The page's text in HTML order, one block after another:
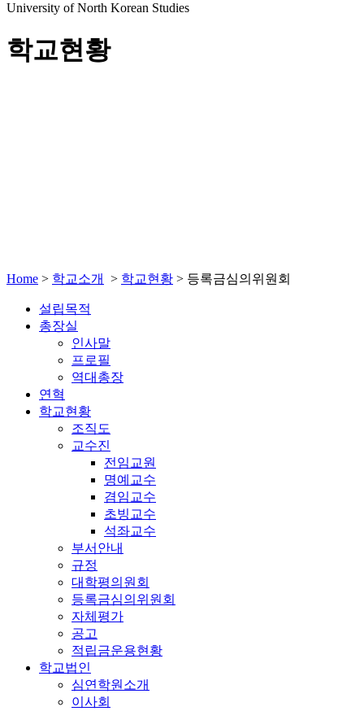
University of North Korean Studies
학교현황
Home > 학교소개 > 학교현황 > 등록금심의위원회
설립목적
총장실
인사말
프로필
역대총장
연혁
학교현황
조직도
교수진
전임교원
명예교수
겸임교수
초빙교수
석좌교수
부서안내
규정
대학평의원회
등록금심의위원회
자체평가
공고
적립금운용현황
학교법인
심연학원소개
이사회